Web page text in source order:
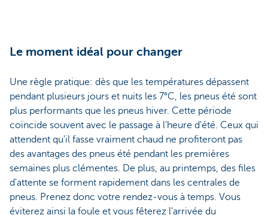
Le moment idéal pour changer
Une règle pratique: dès que les températures dépassent
pendant plusieurs jours et nuits les 7°C, les pneus été sont
plus performants que les pneus hiver. Cette période
coïncide souvent avec le passage à l'heure d'été. Ceux qui
attendent qu'il fasse vraiment chaud ne profiteront pas
des avantages des pneus été pendant les premières
semaines plus clémentes. De plus, au printemps, des files
d'attente se forment rapidement dans les centrales de
pneus. Prenez donc votre rendez-vous à temps. Vous
éviterez ainsi la foule et vous fêterez l'arrivée du